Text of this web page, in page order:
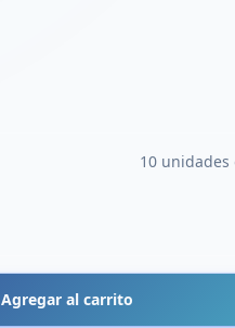
10
Agregar al carrito